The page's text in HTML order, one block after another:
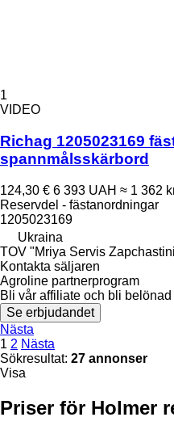
1
VIDEO
Richag 1205023169
spannmålsskärbord
124,30 € 6 393 UAH ≈ 1 362
Reservdel - fästanordningar
1205023169
Ukraina
TOV "Mriya Servis
Kontakta säljaren
Agroline partnerprogram
Bli vår affiliate och bli
Se erbjudandet
Nästa
1 2 Nästa
Sökresultat: 27 annonser
Visa
Priser för Holmer